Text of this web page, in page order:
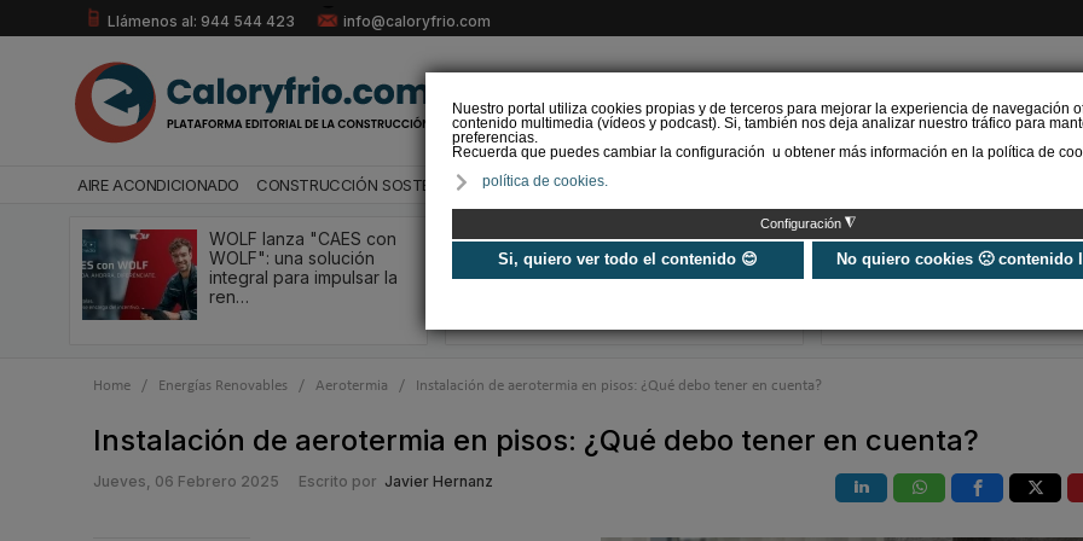
Nuestro portal utiliza cookies propias y de terceros para mejorar la experiencia de navegación
contenido multimedia (vídeos y podcast). Si, también nos deja analizar nuestro tráfico para
preferencias.
Recuerda que puedes cambiar la configuración u obtener más información en la política de
política de cookies.
Configuración ◮
Si, quiero ver todo el contenido 😊 No quiero cookies 🙁 contenido
Llámenos al: 944 544 423 info@caloryfrio.com
AIRE ACONDICIONADO CONSTRUCCIÓN SOSTENIBLE ENERGÍAS RENOVABLES
WOLF lanza "CAES con
WOLF": una solución
integral para impulsar la
ren…
Aerotermia y certificación
energética: adiós a la
dieta que solo contaba
Hyundai
THERM, la
aerotermia
Home / Energías Renovables / Aerotermia / Instalación de aerotermia en pisos: ¿Qué debo tener en cuenta?
Instalación de aerotermia en pisos: ¿Qué debo tener en cuenta?
Jueves, 06 Febrero 2025 Escrito por Javier Hernanz